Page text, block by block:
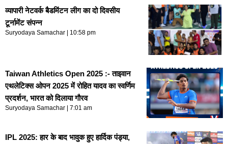
व्यापारी नेटवर्क बैडमिंटन लीग का दो दिवसीय
टूर्नामेंट संपन्न
Suryodaya Samachar 10:58 pm
Taiwan Athletics Open 2025 :- ताइवान
एथलेटिक्स ओपन 2025 में रोहित यादव का स्वर्णिम
प्रदर्शन, भारत को दिलाया गौरव
Suryodaya Samachar 7:01 am
IPL 2025: हार के बाद भावुक हुए हार्दिक पंड्या,